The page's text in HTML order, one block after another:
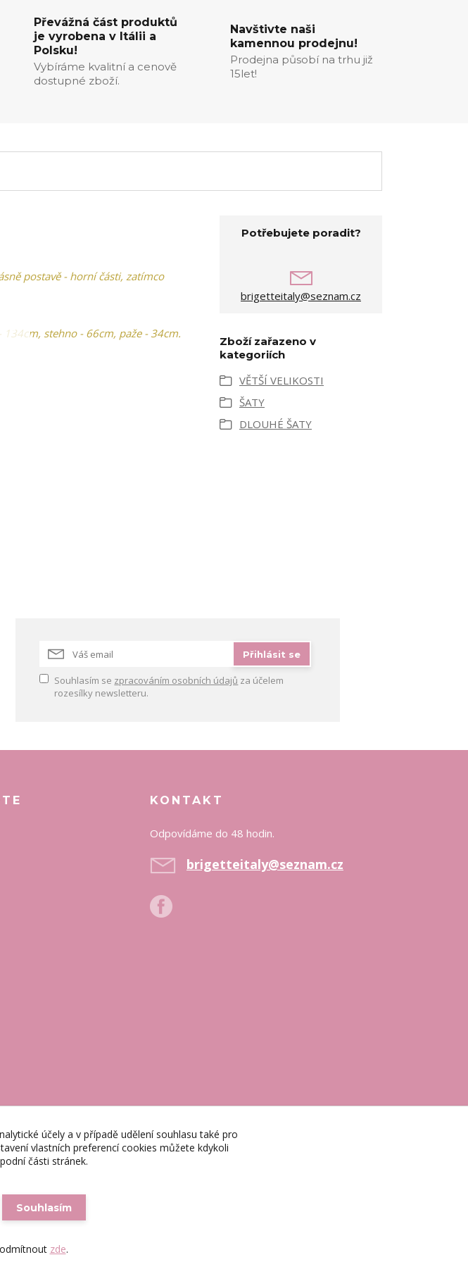
Převážná část produktů
je vyrobena v Itálii a
Polsku!
Vybíráme kvalitní a cenově
dostupné zboží.
Navštivte naši
kamennou prodejnu!
Prodejna působí na trhu již
15let!
postavě - horní části, zatímco
stehno - 66cm, paže - 34cm.
Potřebujete poradit?
brigetteitaly@seznam.cz
Zboží zařazeno v
kategoriích
VĚTŠÍ VELIKOSTI
ŠATY
DLOUHÉ ŠATY
Přihlásit se
Souhlasím se zpracováním osobních údajů za účelem
rozesílky newsletteru.
KONTAKT
Odpovídáme do 48 hodin.
brigetteitaly@seznam.cz
účely a v případě udělení souhlasu také pro
vlastních preferencí cookies můžete kdykoli
části stránek.
Souhlasím
zde.